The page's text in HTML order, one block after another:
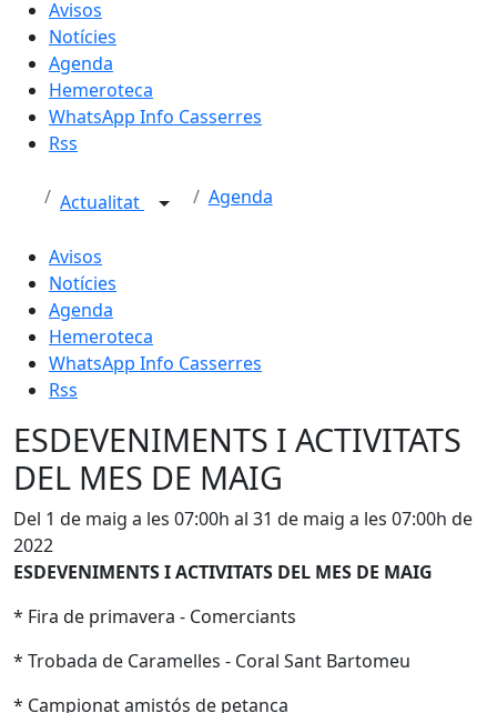
Avisos
Notícies
Agenda
Hemeroteca
WhatsApp Info Casserres
Rss
Actualitat Agenda
Avisos
Notícies
Agenda
Hemeroteca
WhatsApp Info Casserres
Rss
ESDEVENIMENTS I ACTIVITATS
DEL MES DE MAIG
Del 1 de maig a les 07:00h al 31 de maig a les 07:00h de
2022
ESDEVENIMENTS I ACTIVITATS DEL MES DE MAIG
* Fira de primavera - Comerciants
* Trobada de Caramelles - Coral Sant Bartomeu
* Campionat amistós de petanca